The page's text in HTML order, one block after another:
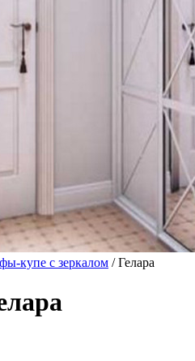
купе с зеркалом / Гелара